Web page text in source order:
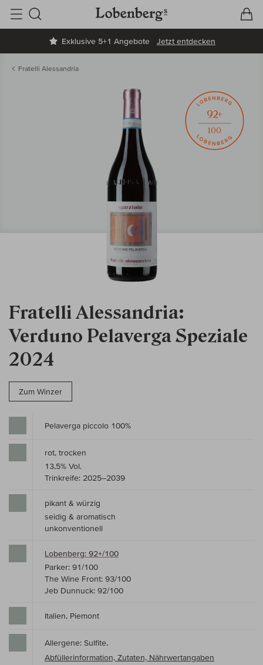
Exklusive 5+1 Angebote Jetzt entdecken
Suche
Fratelli Alessandria
Fratelli Alessandria:
Verduno Pelaverga Speziale
2024
Zum Winzer
92+
100
Pelaverga piccolo 100%
rot, trocken
13,5% Vol.
Trinkreife: 2025–2039
pikant & würzig
seidig & aromatisch
unkonventionell
Lobenberg: 92+/100
Parker: 91/100
The Wine Front: 93/100
Jeb Dunnuck: 92/100
Italien, Piemont
Allergene: Sulfite,
Abfüllerinformation, Zutaten, Nährwertangaben